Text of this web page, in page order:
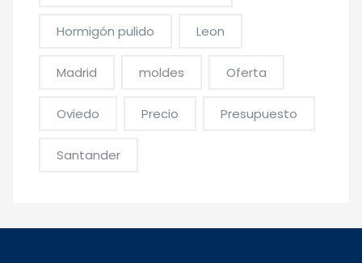
Hormigón pulido Leon
Madrid moldes Oferta
Oviedo Precio Presupuesto
Santander